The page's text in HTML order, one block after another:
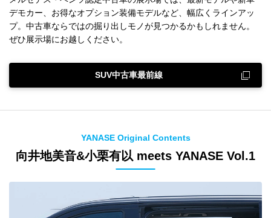
デモカー、お得なオプション装備モデルなど、幅広くラインアッ
プ。中古車ならではの掘り出しモノが見つかるかもしれません。
ぜひ展示場にお越しください。
SUV中古車最前線
YANASE Original Contents
向井地美音&小栗有以 meets YANASE Vol.1